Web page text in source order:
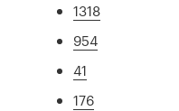
1318
954
41
176